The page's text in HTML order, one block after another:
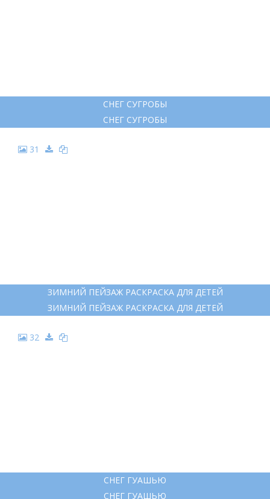
СНЕГ СУГРОБЫ
СНЕГ СУГРОБЫ
31
ЗИМНИЙ ПЕЙЗАЖ РАСКРАСКА ДЛЯ ДЕТЕЙ
ЗИМНИЙ ПЕЙЗАЖ РАСКРАСКА ДЛЯ ДЕТЕЙ
32
СНЕГ ГУАШЬЮ
СНЕГ ГУАШЬЮ